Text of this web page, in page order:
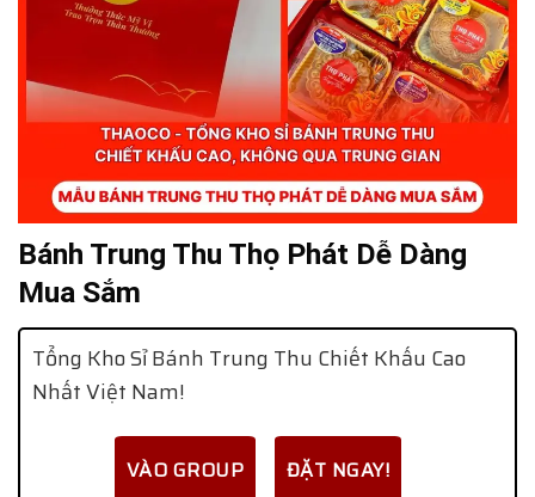
Bánh Trung Thu Thọ Phát Dễ Dàng
Mua Sắm
Tổng Kho Sỉ Bánh Trung Thu Chiết Khấu Cao
Nhất Việt Nam!
VÀO GROUP ĐẶT NGAY!